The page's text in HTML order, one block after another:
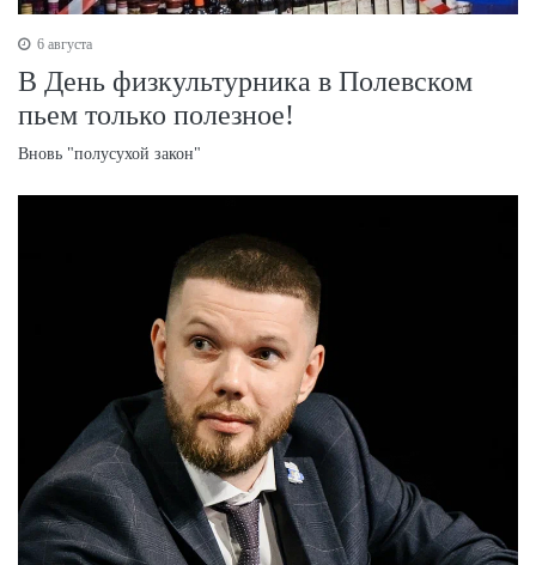
6 августа
В День физкультурника в Полевском
пьем только полезное!
Вновь "полусухой закон"